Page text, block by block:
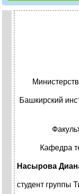
Башкирский
Кафедра
Насырова
студент группы